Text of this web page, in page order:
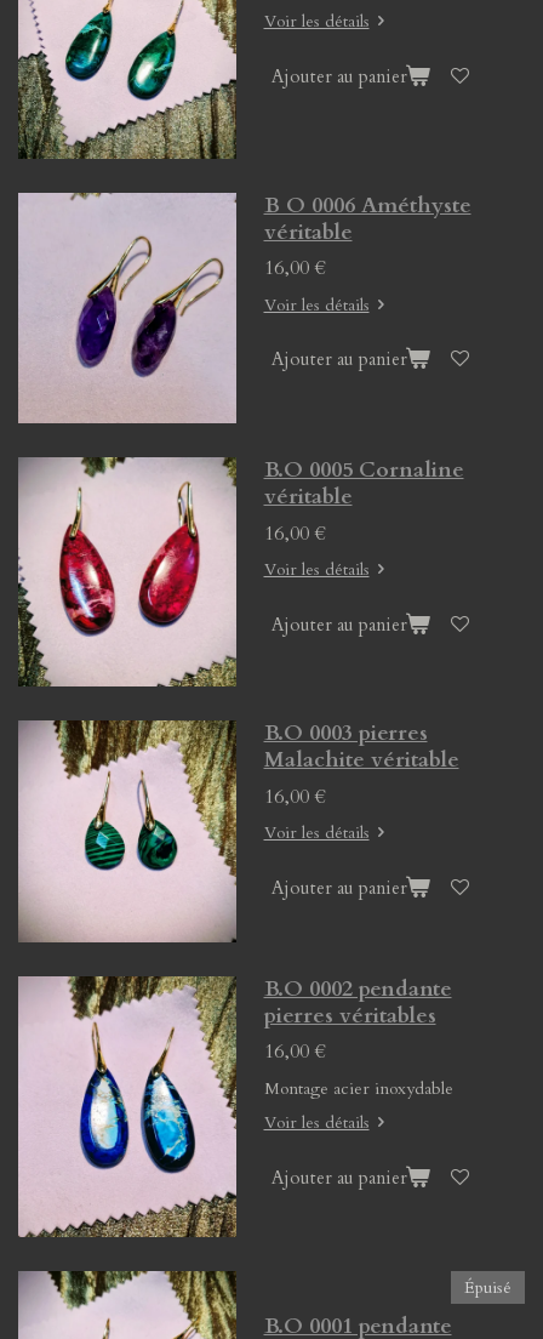
Voir les détails
Ajouter au panier
B O 0006 Améthyste
véritable
16,00 €
Voir les détails
Ajouter au panier
B.O 0005 Cornaline
véritable
16,00 €
Voir les détails
Ajouter au panier
B.O 0003 pierres
Malachite véritable
16,00 €
Voir les détails
Ajouter au panier
B.O 0002 pendante
pierres véritables
16,00 €
Montage acier inoxydable
Voir les détails
Ajouter au panier
Épuisé
B.O 0001 pendante